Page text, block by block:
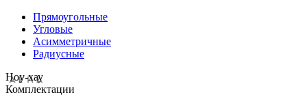
Прямоугольные
Угловые
Асимметричные
Радиусные
Hoy-хау
Комплектации